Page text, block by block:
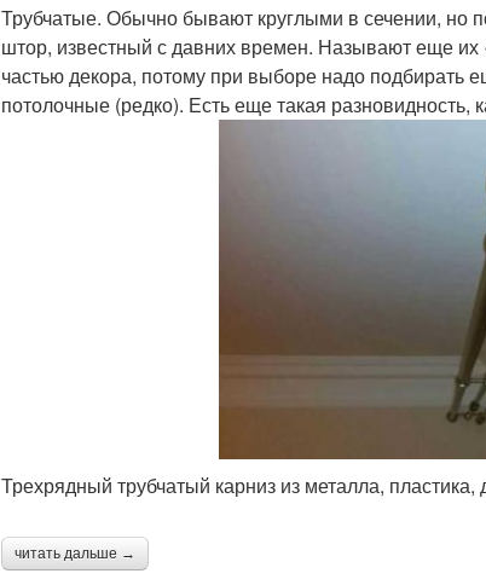
Трубчатые. Обычно бывают круглыми в сечении, но
штор, известный с давних времен. Называют еще их
частью декора, потому при выборе надо подбирать
потолочные (редко). Есть еще такая разновидность,
Трехрядный трубчатый карниз из металла,
читать дальше →